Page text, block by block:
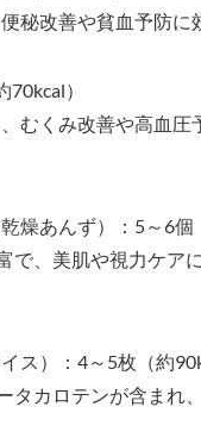
秘改善や貧血予防に
）
むくみ改善や高血圧
燥あんず）：5～6個
で、美肌や視力ケア
ス）：4～5枚（約
タカロテンが含まれ